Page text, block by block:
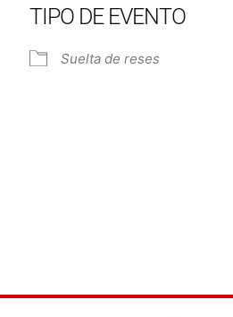
Calendar
TIPO DE EVENTO
Suelta de reses